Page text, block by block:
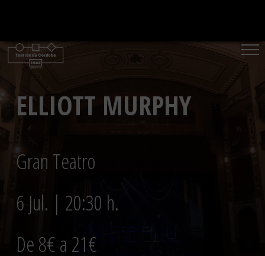
contenido
ELLIOTT MURPHY
Gran Teatro
6 Jul. | 20:30 h.
De 8€ a 21€